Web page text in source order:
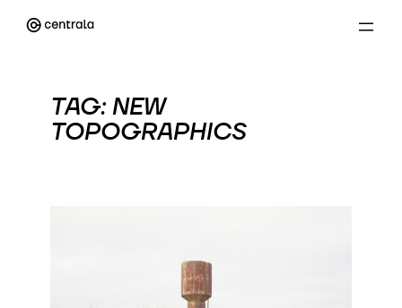
Przejdź
TAG: NEW
TOPOGRAPHICS